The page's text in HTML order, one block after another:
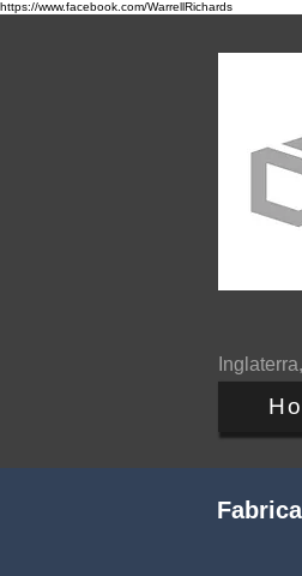
https://www.facebook.com/WarrellRichards